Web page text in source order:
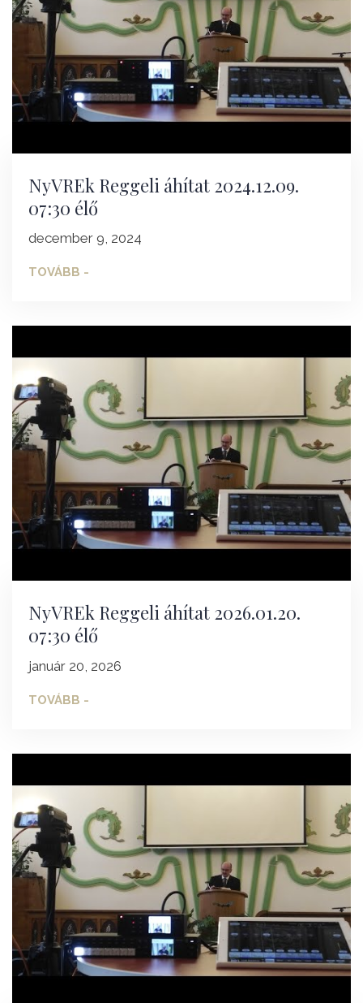
NyVREk Reggeli áhítat 2024.12.09.
07:30 élő
december 9, 2024
TOVÁBB -
NyVREk Reggeli áhítat 2026.01.20.
07:30 élő
január 20, 2026
TOVÁBB -